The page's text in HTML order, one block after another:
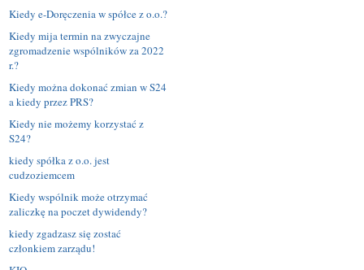
Kiedy e-Doręczenia w spółce z o.o.?
Kiedy mija termin na zwyczajne
zgromadzenie wspólników za 2022
r.?
Kiedy można dokonać zmian w S24
a kiedy przez PRS?
Kiedy nie możemy korzystać z
S24?
kiedy spółka z o.o. jest
cudzoziemcem
Kiedy wspólnik może otrzymać
zaliczkę na poczet dywidendy?
kiedy zgadzasz się zostać
członkiem zarządu!